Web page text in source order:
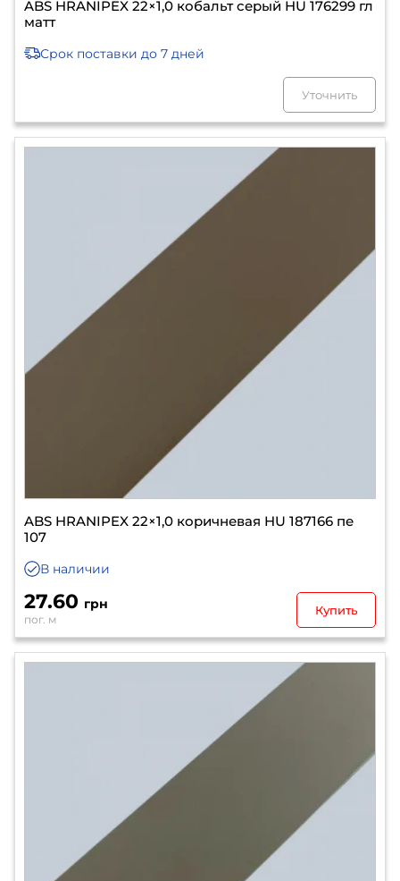
ABS HRANIPEX 22×1,0 кобальт серый HU 176299 гл
матт
Срок поставки до 7 дней
Уточнить
ABS HRANIPEX 22×1,0 коричневая HU 187166 пе
107
В наличии
27.60 грн
пог. м
Купить